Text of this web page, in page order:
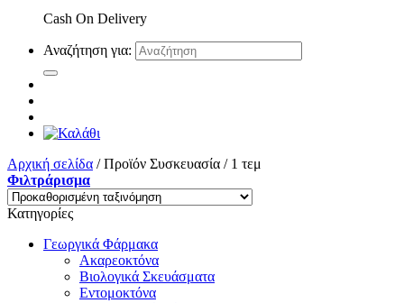
Cash On Delivery
Αναζήτηση για:
Αρχική σελίδα /Προϊόν Συσκευασία /1 τεμ
Φιλτράρισμα
Κατηγορίες
Γεωργικά Φάρμακα
Ακαρεοκτόνα
Βιολογικά Σκευάσματα
Εντομοκτόνα